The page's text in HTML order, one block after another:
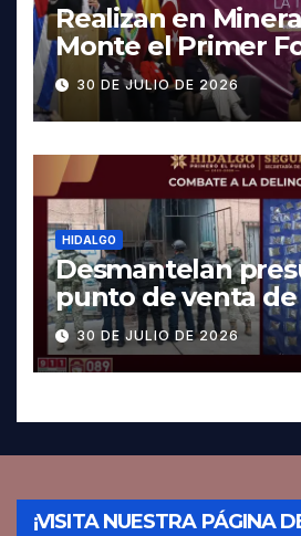
Realizan en
Monte el Primer
contra la Trata de
30 DE JULIO DE 2026
HIDALGO
Desmantelan
punto de venta
Pachuca; hay dos
30 DE JULIO DE 2026
¡VISITA NUESTRA PÁGINA